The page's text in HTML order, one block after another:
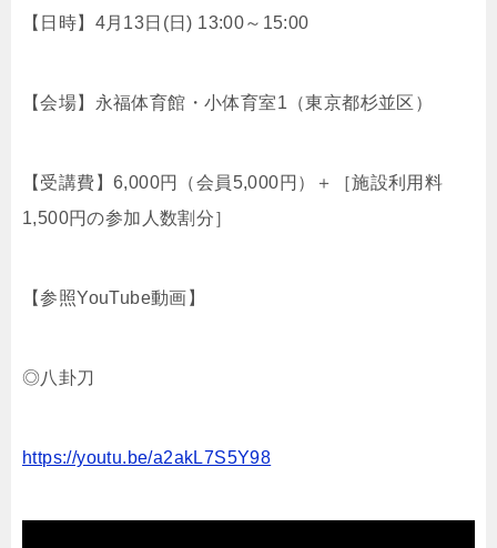
【日時】4月13日(日) 13:00～15:00
【会場】永福体育館・小体育室1（東京都杉並区）
【受講費】6,000円（会員5,000円）＋［施設利用料
1,500円の参加人数割分］
【参照YouTube動画】
◎八卦刀
https://youtu.be/a2akL7S5Y98